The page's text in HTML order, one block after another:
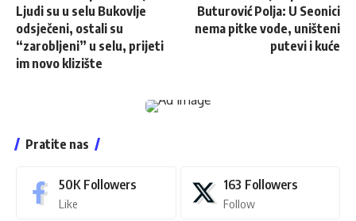
Ljudi su u selu Bukovlje
odsječeni, ostali su
“zarobljeni” u selu, prijeti
im novo klizište
Buturović Polja: U Seonici
nema pitke vode, uništeni
putevi i kuće
Pratite nas
50K Followers
Like
163 Followers
Follow